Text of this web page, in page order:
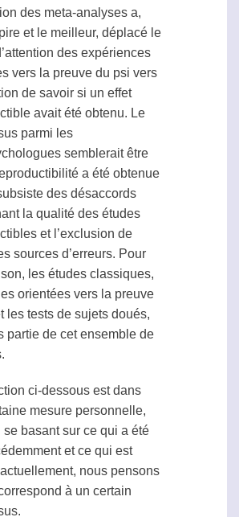
des meta-analyses a,
et le meilleur, déplacé le
des expériences
vers la preuve du psi vers
de savoir si un effet
avait été obtenu. Le
parmi les
semblerait être
a été obtenue
des désaccords
la qualité des études
et l’exclusion de
sources d’erreurs. Pour
les études classiques,
orientées vers la preuve
les tests de sujets doués,
partie de cet ensemble de
ci-dessous est dans
mesure personnelle,
se basant sur ce qui a été
et ce qui est
nous pensons
à un certain